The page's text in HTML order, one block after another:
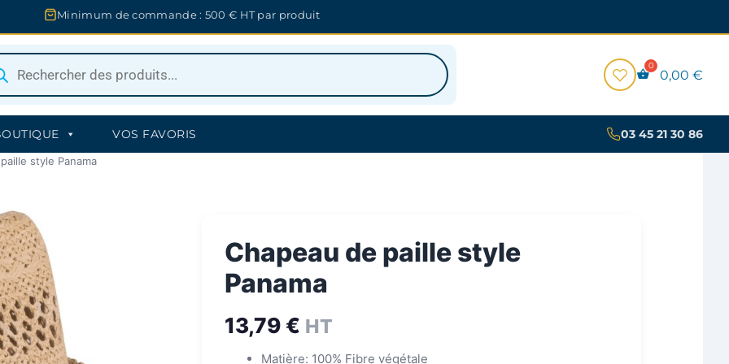
Minimum de commande : 500 € HT par produit
0,00 €
VOS FAVORIS 03 45 21 30 86
style Panama
Chapeau de paille style
Panama
13,79 € HT
Matière: 100% Fibre végétale